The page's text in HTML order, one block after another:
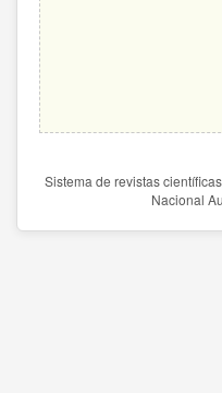
Sistema de revistas
Nacional